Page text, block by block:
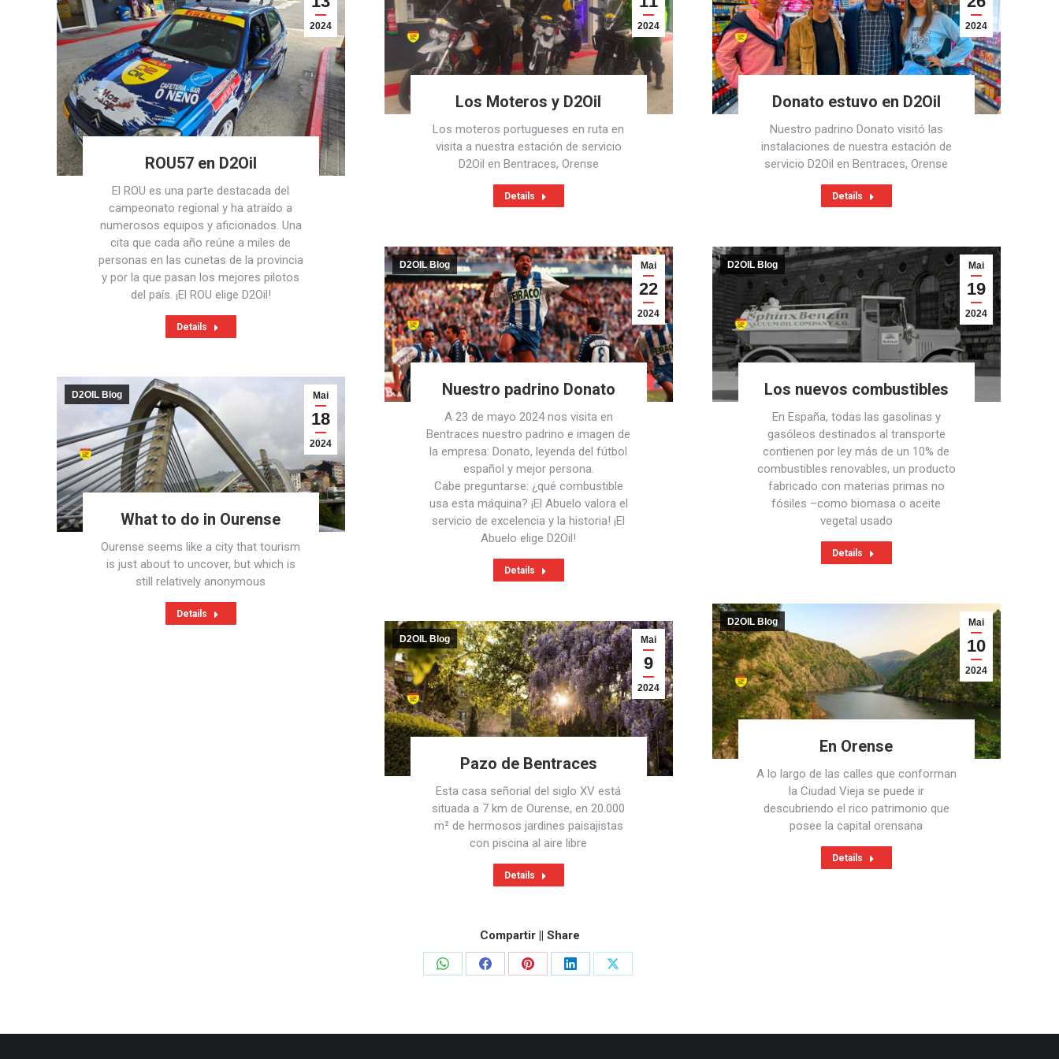
2024
ROU57 en D2Oil
El ROU es una parte destacada del
campeonato regional y ha atraído a
numerosos equipos y aficionados. Una
cita que cada año reúne a miles de
personas en las cunetas de la provincia
y por la que pasan los mejores pilotos
del país. ¡El ROU elige D2Oil!
Details
2024
Los Moteros y D2Oil
Los moteros portugueses en ruta en
visita a nuestra estación de servicio
D2Oil en Bentraces, Orense
Details
2024
Donato estuvo en D2Oil
Nuestro padrino Donato visitó las
instalaciones de nuestra estación de
servicio D2Oil en Bentraces, Orense
Details
Mai
22
2024
D2OIL Blog
Nuestro padrino Donato
A 23 de mayo 2024 nos visita en
Bentraces nuestro padrino e imagen de
la empresa: Donato, leyenda del fútbol
español y mejor persona.
Cabe preguntarse: ¿qué combustible
usa esta máquina? ¡El Abuelo valora el
servicio de excelencia y la historia! ¡El
Abuelo elige D2Oil!
Details
Mai
19
2024
D2OIL Blog
Los nuevos combustibles
En España, todas las gasolinas y
gasóleos destinados al transporte
contienen por ley más de un 10% de
combustibles renovables, un producto
fabricado con materias primas no
fósiles –como biomasa o aceite
vegetal usado
Details
Mai
18
2024
D2OIL Blog
What to do in Ourense
Ourense seems like a city that tourism
is just about to uncover, but which is
still relatively anonymous
Details
Mai
10
2024
D2OIL Blog
En Orense
A lo largo de las calles que conforman
la Ciudad Vieja se puede ir
descubriendo el rico patrimonio que
posee la capital orensana
Details
Mai
9
2024
D2OIL Blog
Pazo de Bentraces
Esta casa señorial del siglo XV está
situada a 7 km de Ourense, en 20.000
m² de hermosos jardines paisajistas
con piscina al aire libre
Details
Compartir || Share
Share
Share
Share
Share
Share